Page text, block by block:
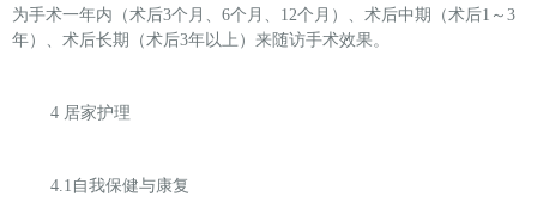
为手术一年内（术后3个月、6个月、12个月）、术后中期（术后1～3
年）、术后长期（术后3年以上）来随访手术效果。
4 居家护理
4.1 自我保健与康复